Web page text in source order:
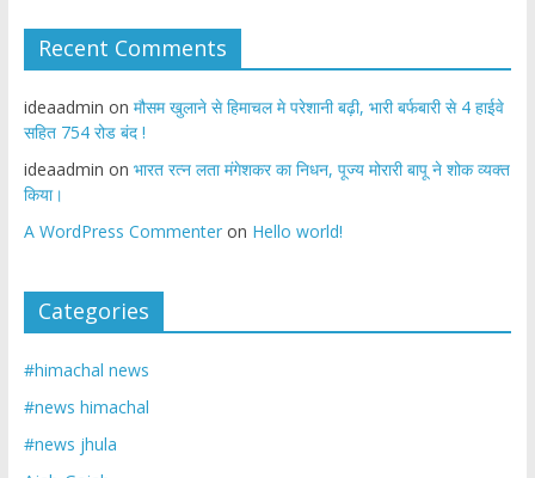
Recent Comments
ideaadmin on मौसम खुलाने से हिमाचल मे परेशानी बढ़ी, भारी बर्फबारी से 4 हाईवे
सहित 754 रोड बंद !
ideaadmin on भारत रत्न लता मंगेशकर का निधन, पूज्य मोरारी बापू ने शोक व्यक्त
किया।
A WordPress Commenteron Hello world!
Categories
#himachal news
#news himachal
#news jhula